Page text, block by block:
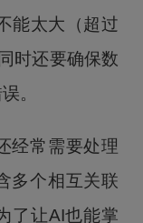
能太大（超过
时还要确保数
。
经常需要处理
多个相互关联
了让AI也能掌